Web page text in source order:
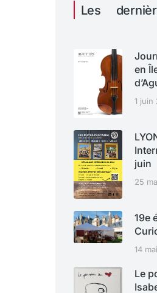
Les
en
1 juin
juin
25
19e
14
Le